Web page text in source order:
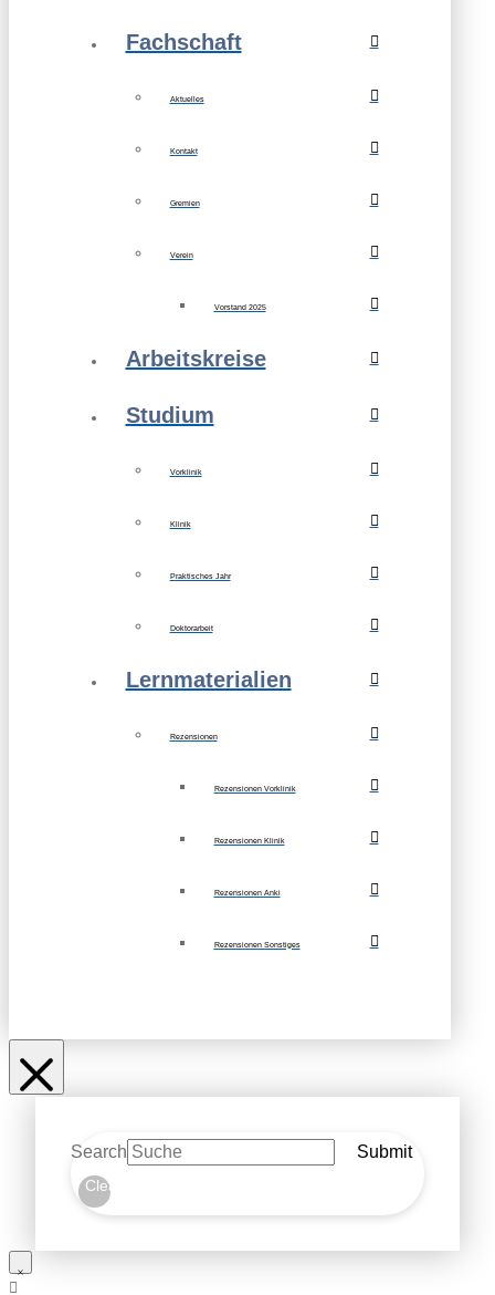
Fachschaft
Aktuelles
Kontakt
Gremien
Verein
Vorstand 2025
Arbeitskreise
Studium
Vorklinik
Klinik
Praktisches Jahr
Doktorarbeit
Lernmaterialien
Rezensionen
Rezensionen Vorklinik
Rezensionen Klinik
Rezensionen Anki
Rezensionen Sonstiges
Search Submit
Clear